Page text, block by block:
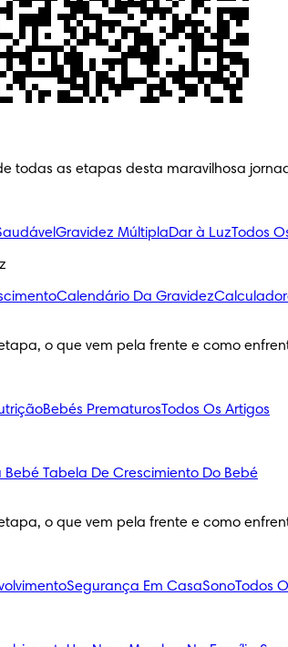
todas as etapas desta maravilhosa
Gravidez MúltiplaDar à LuzTodos
Calendário Da Gravidez
o que vem pela frente e como
Bebés PrematurosTodos Os Artigos
Bebé Tabela De Crescimiento Do Bebé
o que vem pela frente e como
Segurança Em CasaSonoTodos